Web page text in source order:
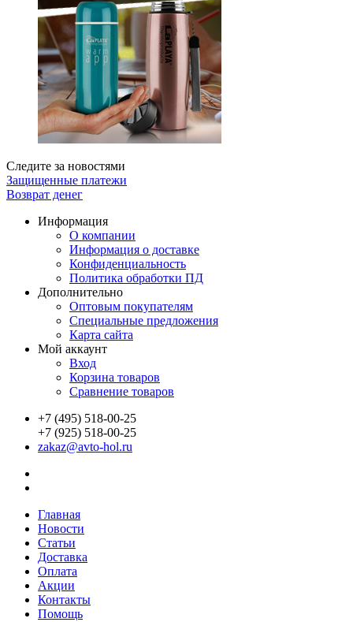
Следите за новостями
Защищенные платежи
Возврат денег
Информация
О компании
Информация о доставке
Конфиденциальность
Политика обработки ПД
Дополнительно
Оптовым покупателям
Специальные предложения
Карта сайта
Мой аккаунт
Вход
Корзина товаров
Сравнение товаров
+7 (495) 518-00-25
+7 (925) 518-00-25
zakaz@avto-hol.ru
Главная
Новости
Статьи
Доставка
Оплата
Акции
Контакты
Помощь